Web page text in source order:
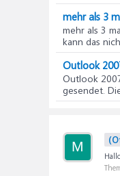
mehr als 3
mehr als 3
kann das
Outlook
Outlook
gesendet.
M